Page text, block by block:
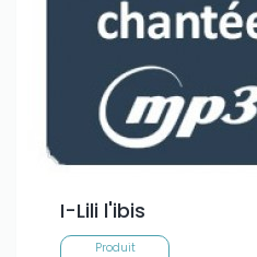
I-Lili l'ibis
Produit